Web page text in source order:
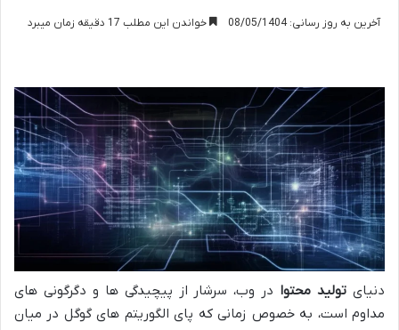
آخرین به روز رسانی: 08/05/1404 خواندن این مطلب 17 دقیقه زمان میبرد
دنیای تولید محتوا در وب، سرشار از پیچیدگی ها و دگرگونی های
مداوم است، به خصوص زمانی که پای الگوریتم های گوگل در میان